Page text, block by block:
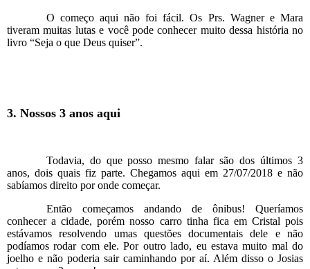
O começo aqui não foi fácil. Os Prs. Wagner e Mara
tiveram muitas lutas e você pode conhecer muito dessa história no
livro “Seja o que Deus quiser”.
3. Nossos 3 anos aqui
Todavia, do que posso mesmo falar são dos últimos 3
anos, dois quais fiz parte. Chegamos aqui em 27/07/2018 e não
sabíamos direito por onde começar.
Então começamos andando de ônibus! Queríamos
conhecer a cidade, porém nosso carro tinha fica em Cristal pois
estávamos resolvendo umas questões documentais dele e não
podíamos rodar com ele. Por outro lado, eu estava muito mal do
joelho e não poderia sair caminhando por aí. Além disso o Josias